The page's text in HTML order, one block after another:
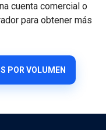
cuenta comercial o
para obtener más
POR VOLUMEN